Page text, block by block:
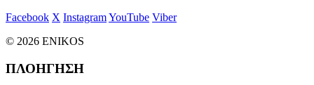
Facebook X InstagramYouTube Viber
© 2026 ENIKOS
ΠΛΟΗΓΗΣΗ